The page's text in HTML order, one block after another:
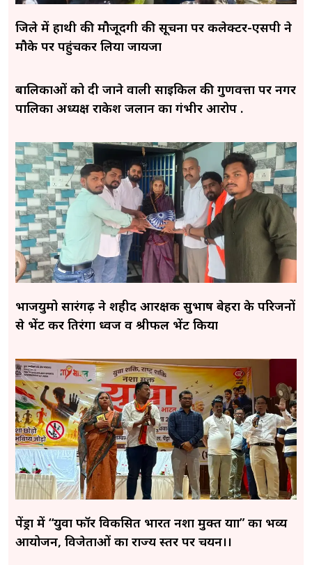
जिले में हाथी की मौजूदगी की सूचना पर कलेक्टर-एसपी ने
मौके पर पहुंचकर लिया जायजा
बालिकाओं को दी जाने वाली साइकिल की गुणवत्ता पर नगर
पालिका अध्यक्ष राकेश जलान का गंभीर आरोप .
भाजयुमो सारंगढ़ ने शहीद आरक्षक सुभाष बेहरा के परिजनों
से भेंट कर तिरंगा ध्वज व श्रीफल भेंट किया
पेंड्रा में “युवा फॉर विकसित भारत नशा मुक्त यात्रा” का भव्य
आयोजन, विजेताओं का राज्य स्तर पर चयन।।